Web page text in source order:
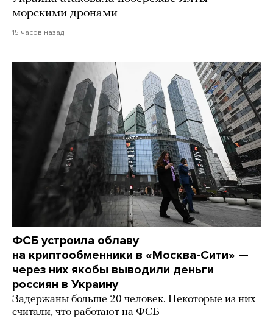
морскими дронами
15 часов назад
ФСБ устроила облаву
на криптообменники в «Москва-Сити» —
через них якобы выводили деньги
россиян в Украину
Задержаны больше 20 человек. Некоторые из них
считали, что работают на ФСБ